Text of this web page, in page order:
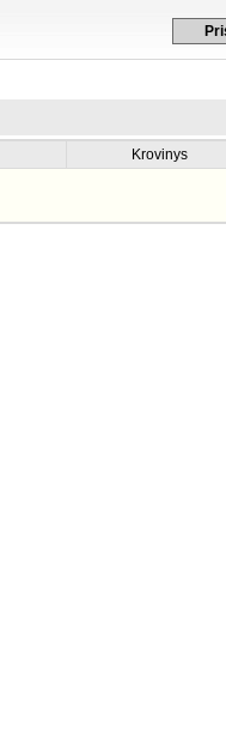
Krovinys